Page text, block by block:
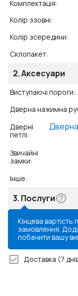
Комплектація:
Колір ззовні:
Колір зсередини:
Склопакет:
2.Аксесуари
Виступаючі пороги:
Дверна нажимна
Дверні
петлі:
Дверна
Звичайні
замки:
Інше:
3. Послуги
Кінцева вартість
замовлення.
побачити вашу
Доставка (7